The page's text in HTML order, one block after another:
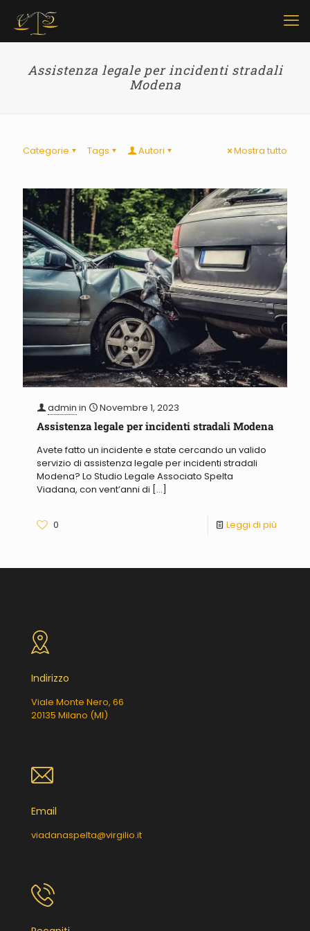
Assistenza legale per incidenti stradali
Modena
Categorie Tags Autori Mostra tutto
admin in Novembre 1, 2023
Assistenza legale per incidenti stradali Modena
Avete fatto un incidente e state cercando un valido
servizio di assistenza legale per incidenti stradali
Modena? Lo Studio Legale Associato Spelta
Viadana, con vent’anni di […]
0 Leggi di più
Indirizzo
Viale Monte Nero, 66
20135 Milano (MI)
Email
viadanaspelta@virgilio.it